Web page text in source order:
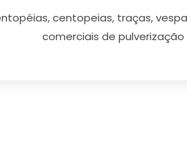
centopeias, traças,
comerciais de